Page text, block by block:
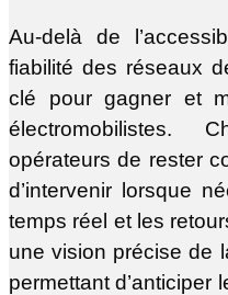
Au-delà de
fiabilité des réseaux
clé pour gagner et
électromobilistes.
opérateurs de rester
d’intervenir lorsque
temps réel et les
une vision précise de
permettant d’anticiper